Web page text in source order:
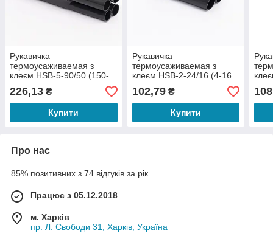
Рукавичка
термоусаживаемая з
клеєм HSB-5-90/50 (150-
240 мм?)
226,13 ₴
Купити
Рукавичка
термоусаживаемая з
клеєм HSB-2-24/16 (4-16
мм?)
102,79₴
Купити
Про нас
85% позитивних з 74 відгуків за рік
Працює з 05.12.2018
м. Харків
пр. Л. Свободи 31, Харків, Україна